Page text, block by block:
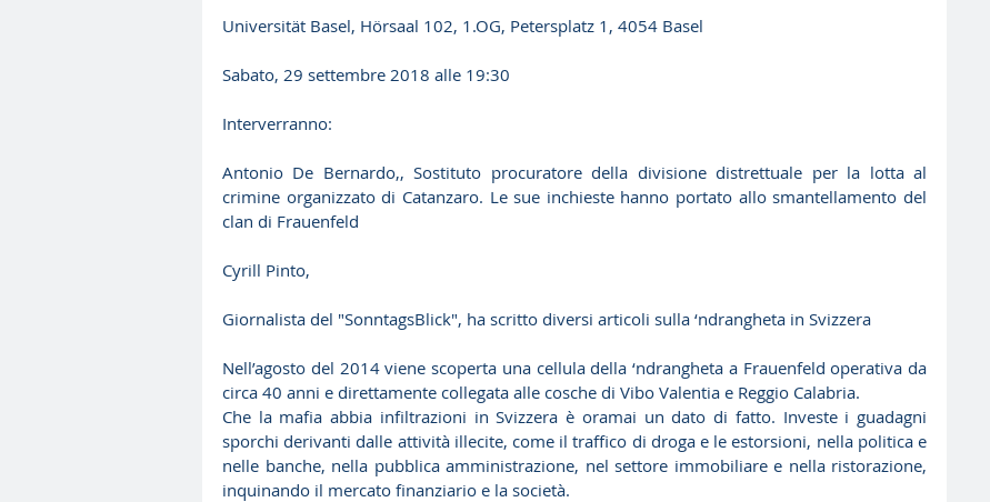
Universität Basel, Hörsaal 102, 1.OG, Petersplatz 1, 4054 Basel
Sabato, 29 settembre 2018 alle 19:30
Interverranno:
Antonio De Bernardo,, Sostituto procuratore della divisione distrettuale per la lotta al
crimine organizzato di Catanzaro. Le sue inchieste hanno portato allo smantellamento del
clan di Frauenfeld
Cyrill Pinto,
Giornalista del "SonntagsBlick", ha scritto diversi articoli sulla ‘ndrangheta in Svizzera
Nell’agosto del 2014 viene scoperta una cellula della ‘ndrangheta a Frauenfeld operativa da
circa 40 anni e direttamente collegata alle cosche di Vibo Valentia e Reggio Calabria.
Che la mafia abbia infiltrazioni in Svizzera è oramai un dato di fatto. Investe i guadagni
sporchi derivanti dalle attività illecite, come il traffico di droga e le estorsioni, nella politica e
nelle banche, nella pubblica amministrazione, nel settore immobiliare e nella ristorazione,
inquinando il mercato finanziario e la società.